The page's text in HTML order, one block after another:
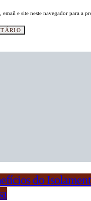
e site neste navegador para a
do